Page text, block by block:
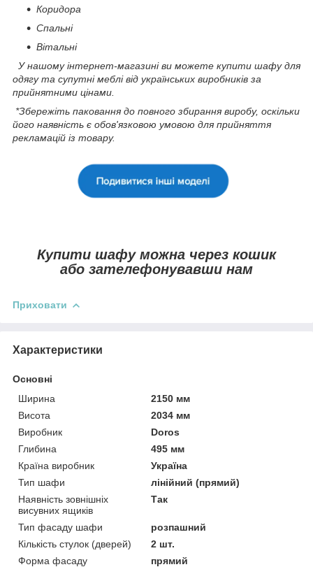
Коридора
Спальні
Вітальні
У нашому інтернет-магазині ви можете купити шафу для
одягу та супутні меблі від українських виробників за
прийнятними цінами.
*Збережіть паковання до повного збирання виробу, оскільки
його наявність є обов'язковою умовою для прийняття
рекламацій із товару.
Купити шафу можна через кошик
або зателефонувавши нам
Приховати
Характеристики
Основні
Ширина
2150 мм
Висота
2034 мм
Виробник
Doros
Глибина
495 мм
Країна виробник
Україна
Тип шафи
лінійний (прямий)
Наявність зовнішніх
висувних ящиків
Так
Тип фасаду шафи
розпашний
Кількість стулок (дверей)
2 шт.
Форма фасаду
прямий